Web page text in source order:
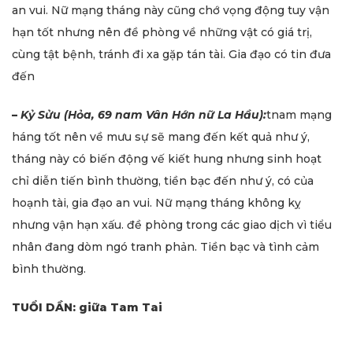
an vui. Nữ mạng tháng này cũng chớ vọng động tuy vận
hạn tốt nhưng nên đề phòng về những vật có giá trị,
cùng tật bệnh, tránh đi xa gặp tán tài. Gia đạo có tin đưa
đến
– Kỷ Sửu (Hỏa, 69 nam Vân Hớn nữ La Hầu):tnam mạng
háng tốt nên về mưu sự sẽ mang đến kết quả như ý,
tháng này có biến động vế kiết hung nhưng sinh hoạt
chỉ diễn tiến bình thường, tiền bạc đến như ý, có của
hoạnh tài, gia đạo an vui. Nữ mạng tháng không kỵ
nhưng vận hạn xấu. đề phòng trong các giao dịch vì tiểu
nhân đang dòm ngó tranh phản. Tiền bạc và tình cảm
bình thường.
TUỔI DẦN: giữa Tam Tai